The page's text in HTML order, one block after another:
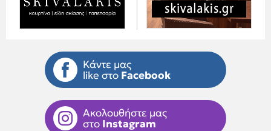
Κάντε μας
like στο Facebook
Ακολουθήστε μας
στο Instagram